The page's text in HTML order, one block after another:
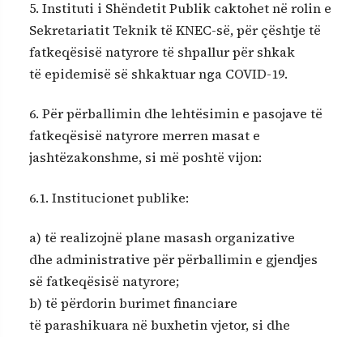
5. Instituti i Shëndetit Publik caktohet në rolin e
Sekretariatit Teknik të KNEC-së, për çështje të
fatkeqësisë natyrore të shpallur për shkak
të epidemisë së shkaktuar nga COVID-19.
6. Për përballimin dhe lehtësimin e pasojave të
fatkeqësisë natyrore merren masat e
jashtëzakonshme, si më poshtë vijon:
6.1. Institucionet publike:
a) të realizojnë plane masash organizative
dhe administrative për përballimin e gjendjes
së fatkeqësisë natyrore;
b) të përdorin burimet financiare
të parashikuara në buxhetin vjetor, si dhe